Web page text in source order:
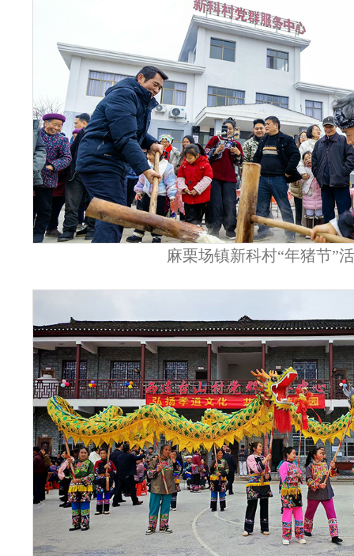
麻栗场镇新科村“年猪节”